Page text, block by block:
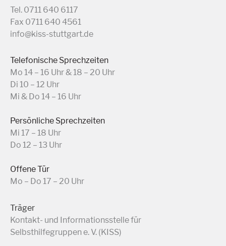
Tel. 0711 640 6117
Fax 0711 640 4561
info@kiss-stuttgart.de
Telefonische Sprechzeiten
Mo 14 – 16 Uhr & 18 – 20 Uhr
Di 10 – 12 Uhr
Mi & Do 14 – 16 Uhr
Persönliche Sprechzeiten
Mi 17 – 18 Uhr
Do 12 – 13 Uhr
Offene Tür
Mo – Do 17 – 20 Uhr
Träger
Kontakt- und Informationsstelle für
Selbsthilfegruppen e. V. (KISS)